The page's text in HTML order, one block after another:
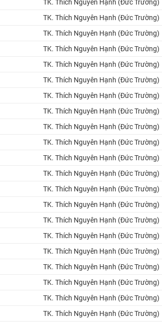
TK. Thích Nguyên Hạnh (Đức Trường)
TK. Thích Nguyên Hạnh (Đức Trường)
TK. Thích Nguyên Hạnh (Đức Trường)
TK. Thích Nguyên Hạnh (Đức Trường)
TK. Thích Nguyên Hạnh (Đức Trường)
TK. Thích Nguyên Hạnh (Đức Trường)
TK. Thích Nguyên Hạnh (Đức Trường)
TK. Thích Nguyên Hạnh (Đức Trường)
TK. Thích Nguyên Hạnh (Đức Trường)
TK. Thích Nguyên Hạnh (Đức Trường)
TK. Thích Nguyên Hạnh (Đức Trường)
TK. Thích Nguyên Hạnh (Đức Trường)
TK. Thích Nguyên Hạnh (Đức Trường)
TK. Thích Nguyên Hạnh (Đức Trường)
TK. Thích Nguyên Hạnh (Đức Trường)
TK. Thích Nguyên Hạnh (Đức Trường)
TK. Thích Nguyên Hạnh (Đức Trường)
TK. Thích Nguyên Hạnh (Đức Trường)
TK. Thích Nguyên Hạnh (Đức Trường)
TK. Thích Nguyên Hạnh (Đức Trường)
TK. Thích Nguyên Hạnh (Đức Trường)